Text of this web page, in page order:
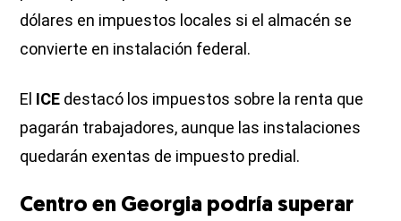
dólares en impuestos locales si el almacén se
convierte en instalación federal.
El ICE destacó los impuestos sobre la renta que
pagarán trabajadores, aunque las instalaciones
quedarán exentas de impuesto predial.
Centro en Georgia podría superar